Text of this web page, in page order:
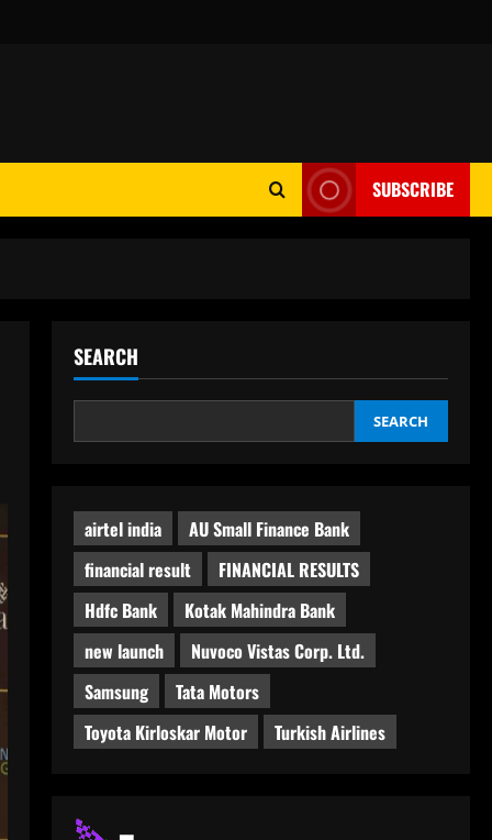
SUBSCRIBE
SEARCH
SEARCH
airtel india
AU Small Finance Bank
financial result
FINANCIAL RESULTS
Hdfc Bank
Kotak Mahindra Bank
new launch
Nuvoco Vistas Corp. Ltd.
Samsung
Tata Motors
Toyota Kirloskar Motor
Turkish Airlines